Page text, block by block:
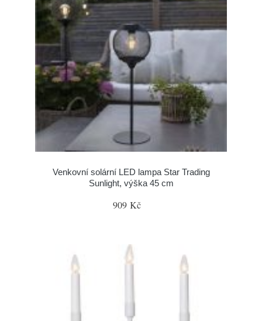
Venkovní solární LED lampa Star Trading
Sunlight, výška 45 cm
909 Kč